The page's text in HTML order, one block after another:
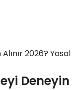
2026? Yasal
Deneyin